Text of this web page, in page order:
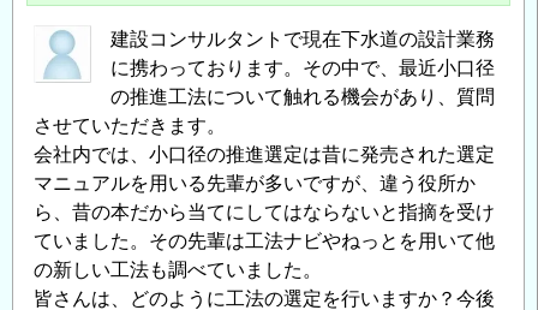
建設コンサルタントで現在下水道の設計業務
に携わっております。その中で、最近小口径
の推進工法について触れる機会があり、質問
させていただきます。
会社内では、小口径の推進選定は昔に発売された選定
マニュアルを用いる先輩が多いですが、違う役所か
ら、昔の本だから当てにしてはならないと指摘を受け
ていました。その先輩は工法ナビやねっとを用いて他
の新しい工法も調べていました。
皆さんは、どのように工法の選定を行いますか？今後